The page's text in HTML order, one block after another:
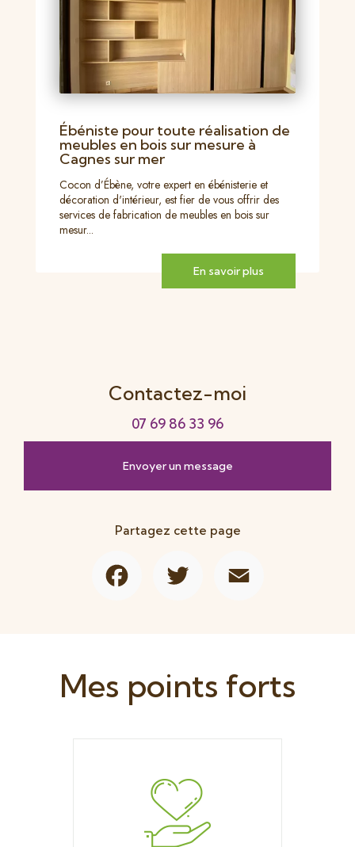
Ébéniste pour toute réalisation de
meubles en bois sur mesure à
Cagnes sur mer
Cocon d’Ébène, votre expert en ébénisterie et
décoration d'intérieur, est fier de vous offrir des
services de fabrication de meubles en bois sur
mesur...
En savoir plus
Contactez-moi
07 69 86 33 96
Envoyer un message
Partagez cette page
Mes points forts